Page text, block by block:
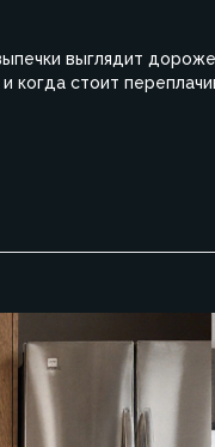
выглядит
когда стоит